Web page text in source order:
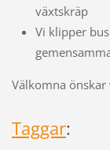
växtskräp
Vi klipper
Välkomna önskar
Taggar: